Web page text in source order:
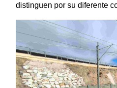
distinguen por su diferente